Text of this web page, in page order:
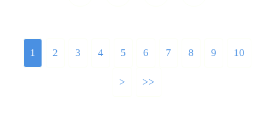
1 2 3 4 5 6 7 8 9 10
> >>